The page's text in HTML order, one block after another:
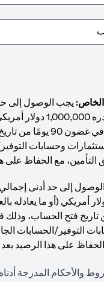
يجب الوصول إلى
لرصيد الحساب قدره
بالعملات الأخرى) في
وحسابات
التأمين، مع الحفاظ على
إلى حد أدنى
200,000 دولار أمريكي (أو ما
من تاريخ فتح الحساب،
التوفير/الحسابات
الحفاظ على هذا الرصيد
والأحكام المدرجة